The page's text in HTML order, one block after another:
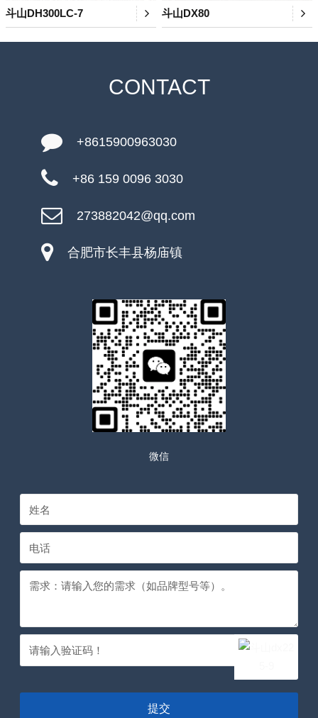
斗山DH300LC-7 斗山DX80
CONTACT
+8615900963030
+86 159 0096 3030
273882042@qq.com
合肥市长丰县杨庙镇
微信
提交